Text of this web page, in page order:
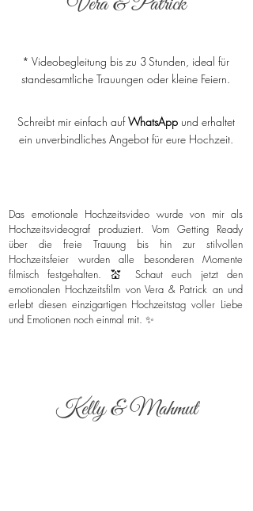
* Videobegleitung bis zu 3 Stunden, ideal für
standesamtliche Trauungen oder kleine Feiern.
Schreibt mir einfach aufWhatsAppund erhaltet
ein unverbindliches Angebot für eure Hochzeit.
Das emotionale Hochzeitsvideo wurde von mir als
Hochzeitsvideograf produziert. Vom Getting Ready
über die freie Trauung bis hin zur stilvollen
Hochzeitsfeier wurden alle besonderen Momente
filmisch festgehalten. 💒 Schaut euch jetzt den
emotionalen Hochzeitsfilm von Vera & Patrick an und
erlebt diesen einzigartigen Hochzeitstag voller Liebe
und Emotionen noch einmal mit. ✨
Kelly & Mahmut